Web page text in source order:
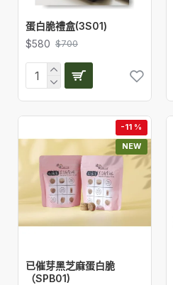
蛋白脆禮盒(3S01)
$580 $700
NEW
-11 %
已催芽黑芝麻蛋白脆
（SPB01)